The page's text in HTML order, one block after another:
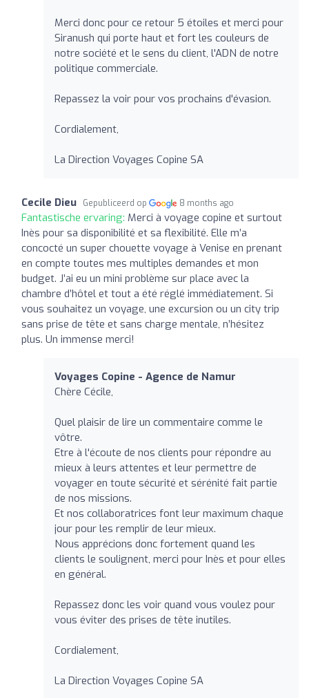
Merci donc pour ce retour 5 étoiles et merci pour
Siranush qui porte haut et fort les couleurs de
notre société et le sens du client, l'ADN de notre
politique commerciale.
Repassez la voir pour vos prochains d'évasion.
Cordialement,
La Direction Voyages Copine SA
Cecile Dieu Gepubliceerd op 8 months ago
Fantastische ervaring: Merci à voyage copine et surtout
Inès pour sa disponibilité et sa flexibilité. Elle m’a
concocté un super chouette voyage à Venise en prenant
en compte toutes mes multiples demandes et mon
budget. J’ai eu un mini problème sur place avec la
chambre d’hôtel et tout a été réglé immédiatement. Si
vous souhaitez un voyage, une excursion ou un city trip
sans prise de tête et sans charge mentale, n’hésitez
plus. Un immense merci!
Voyages Copine - Agence de Namur
Chère Cécile,
Quel plaisir de lire un commentaire comme le
vôtre.
Etre à l'écoute de nos clients pour répondre au
mieux à leurs attentes et leur permettre de
voyager en toute sécurité et sérénité fait partie
de nos missions.
Et nos collaboratrices font leur maximum chaque
jour pour les remplir de leur mieux.
Nous apprécions donc fortement quand les
clients le soulignent, merci pour Inès et pour elles
en général.
Repassez donc les voir quand vous voulez pour
vous éviter des prises de tête inutiles.
Cordialement,
La Direction Voyages Copine SA